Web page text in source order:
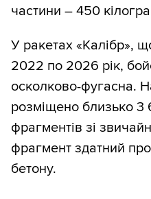
частини – 450
У ракетах «Калібр»,
2022 по 2026 рік,
осколково-фугасна.
розміщено близько
фрагментів зі
фрагмент здатний
бетону.